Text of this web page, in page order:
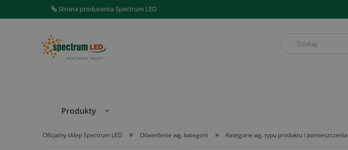
Strona producenta Spectrum LED
Produkty
Oficjalny sklep Spectrum LED » Oświetlenie wg. kategorii » Kategorie wg. typu produktu i pomieszczenia